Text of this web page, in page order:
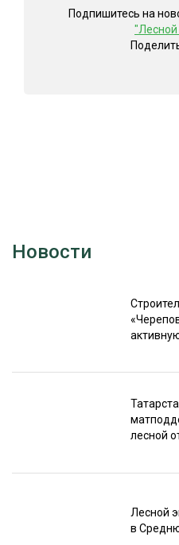
Подпишитесь на
"Лесной
Новости
лесной
Лесной
в